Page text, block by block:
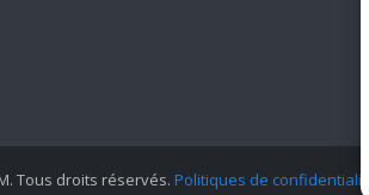
Tous droits réservés. Politiques de confidentialité